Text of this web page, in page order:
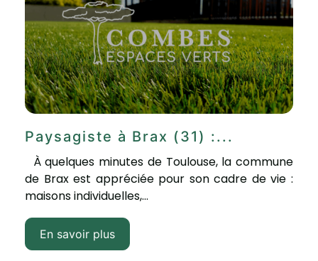
Paysagiste à Brax (31) :...
À quelques minutes de Toulouse, la commune
de Brax est appréciée pour son cadre de vie :
maisons individuelles,...
En savoir plus